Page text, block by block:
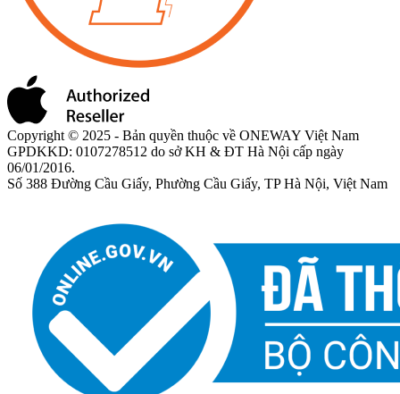
Copyright © 2025 - Bản quyền thuộc về ONEWAY Việt Nam
GPDKKD: 0107278512 do sở KH & ĐT Hà Nội cấp ngày
06/01/2016.
Số 388 Đường Cầu Giấy, Phường Cầu Giấy, TP Hà Nội, Việt Nam